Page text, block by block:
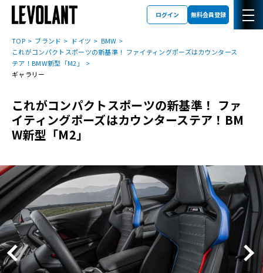
ログイン 無料会員登録
TOP ブランド ドイツ
BMW
これがコンパクトスポーツの新基準！ ファイティングポーズはカウンタース
テア！BMW新型「M2」
ギャラリー
これがコンパクトスポーツの新基準！ ファ
イティングポーズはカウンターステア！BM
W新型「M2」